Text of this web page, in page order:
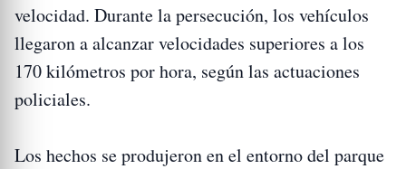
velocidad. Durante la persecución, los vehículos
llegaron a alcanzar velocidades superiores a los
170 kilómetros por hora, según las actuaciones
policiales.
Los hechos se produjeron en el entorno del parque